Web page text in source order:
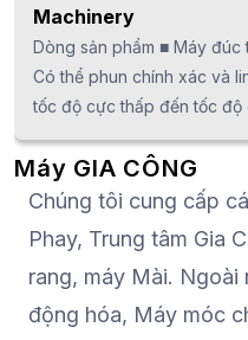
Machinery
Dòng sản phẩm ■ Máy đúc thủy lực｜
Có thể phun chính xác và
tốc độ cực thấp đến tốc độ
■ Máy đúc servo chạy điện
suất cao, độ ổn định cao và
năng lượng! Máy đúc Nhôm
tiên trên thế giới tạo ra
Nhôm được điều khiển
servo. Chủng loại máy đa
Máy GIA CÔNG
Chúng tôi cung cấp
Phay, Trung tâm Gia
rang, máy Mài.
động hóa, Máy móc